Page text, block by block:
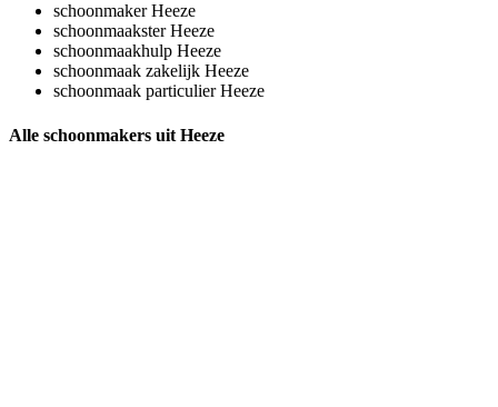
schoonmaker Heeze
schoonmaakster Heeze
schoonmaakhulp Heeze
schoonmaak zakelijk Heeze
schoonmaak particulier Heeze
Alle schoonmakers uit Heeze